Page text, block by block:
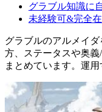
グラブル知識に
未経験可&完全
グラブルのアルメイ
方、ステータスや奥
まとめています。運用